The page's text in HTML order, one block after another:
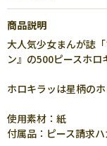
商品説明
大人気少女まんが誌
ン』の500ピースホロ
ホロキラッは星柄の
使用素材：紙
付属品：ピース請求